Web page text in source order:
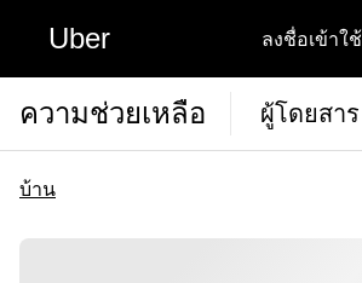
Uber ลงชื่อเข้าใช้
ความช่วยเหลือ ผู้โดยสาร
บ้าน